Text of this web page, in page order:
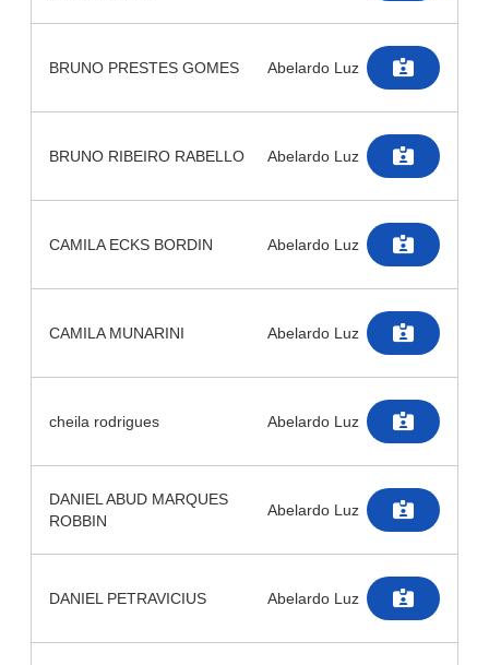
BRUNO PRESTES GOMES Abelardo Luz
BRUNO RIBEIRO RABELLO Abelardo Luz
CAMILA ECKS BORDIN Abelardo Luz
CAMILA MUNARINI Abelardo Luz
cheila rodrigues Abelardo Luz
DANIEL ABUD MARQUES
ROBBIN
Abelardo Luz
DANIEL PETRAVICIUS Abelardo Luz